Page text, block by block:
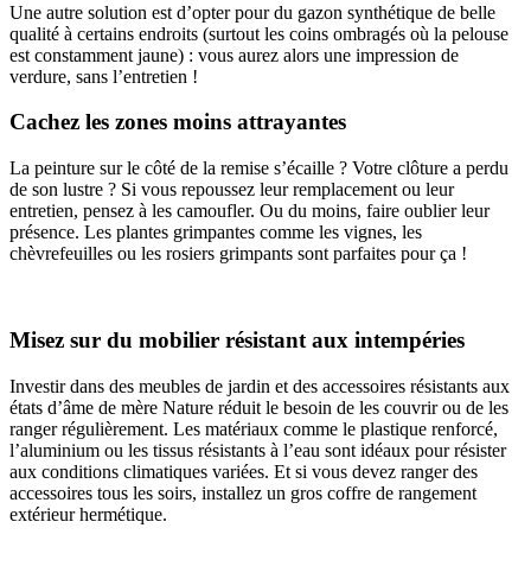
Une autre solution est d’opter pour du gazon synthétique de belle
qualité à certains endroits (surtout les coins ombragés où la pelouse
est constamment jaune) : vous aurez alors une impression de
verdure, sans l’entretien !
Cachez les zones moins attrayantes
La peinture sur le côté de la remise s’écaille ? Votre clôture a perdu
de son lustre ? Si vous repoussez leur remplacement ou leur
entretien, pensez à les camoufler. Ou du moins, faire oublier leur
présence. Les plantes grimpantes comme les vignes, les
chèvrefeuilles ou les rosiers grimpants sont parfaites pour ça !
Misez sur du mobilier résistant aux intempéries
Investir dans des meubles de jardin et des accessoires résistants aux
états d’âme de mère Nature réduit le besoin de les couvrir ou de les
ranger régulièrement. Les matériaux comme le plastique renforcé,
l’aluminium ou les tissus résistants à l’eau sont idéaux pour résister
aux conditions climatiques variées. Et si vous devez ranger des
accessoires tous les soirs, installez un gros coffre de rangement
extérieur hermétique.